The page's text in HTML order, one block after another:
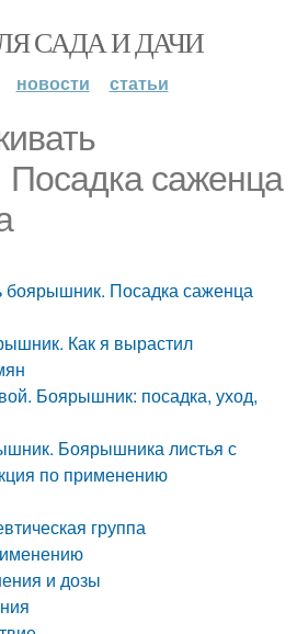
САДА И ДАЧИ
новости статьи
саженца
боярышник. Посадка саженца
Как я вырастил
Боярышник: посадка, уход,
Боярышника листья с
по применению
группа
и дозы